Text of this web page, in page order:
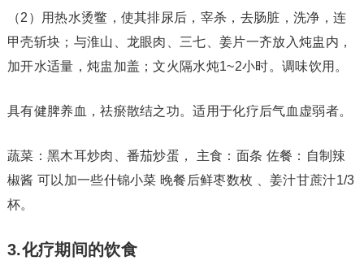
（2）用热水烫鳖，使其排尿后，宰杀，去肠脏，洗净，连
甲壳斩块；与淮山、龙眼肉、三七、姜片一齐放入炖盅内，
加开水适量，炖盅加盖；文火隔水炖1~2小时。调味饮用。
具有健脾养血，祛瘀散结之功。适用于化疗后气血虚弱者。
蔬菜：黑木耳炒肉、番茄炒蛋， 主食：面条 佐餐：自制辣
椒酱 可以加一些什锦小菜 晚餐后鲜枣数枚 、姜汁甘蔗汁1/3
杯。
3.化疗期间的饮食